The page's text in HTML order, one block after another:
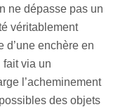
ne dépasse pas un
véritablement
d’une enchère en
via un
l’acheminement
des objets